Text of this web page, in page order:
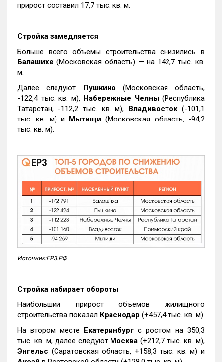
прирост составил 17,7 тыс. кв. м.
Стройка замедляется
Больше всего объемы строительства снизились в
Балашихе (Московская область) — на 142,7 тыс. кв.
м.
Далее следуют Пушкино (Московская область,
-122,4 тыс. кв. м), Набережные Челны(Республика
Татарстан, -112,2 тыс. кв. м), Владивосток(-101,1
тыс. кв. м) и Мытищи (Московская область, -94,2
тыс. кв. м).
Источник:ЕРЗ.РФ
Стройка набирает обороты
Наибольший прирост объемов жилищного
строительства показал Краснодар (+457,4 тыс. кв. м).
На втором месте Екатеринбургс ростом на 350,3
тыс. кв. м, далее следуют Москва (+212,7 тыс. кв. м),
Энгельс (Саратовская область, +158,3 тыс. кв. м) и